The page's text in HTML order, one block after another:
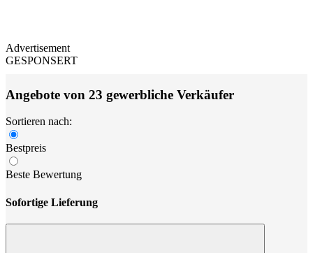
Advertisement
GESPONSERT
Angebote von 23 gewerbliche Verkäufer
Sortieren nach:
Bestpreis
Beste Bewertung
Sofortige Lieferung